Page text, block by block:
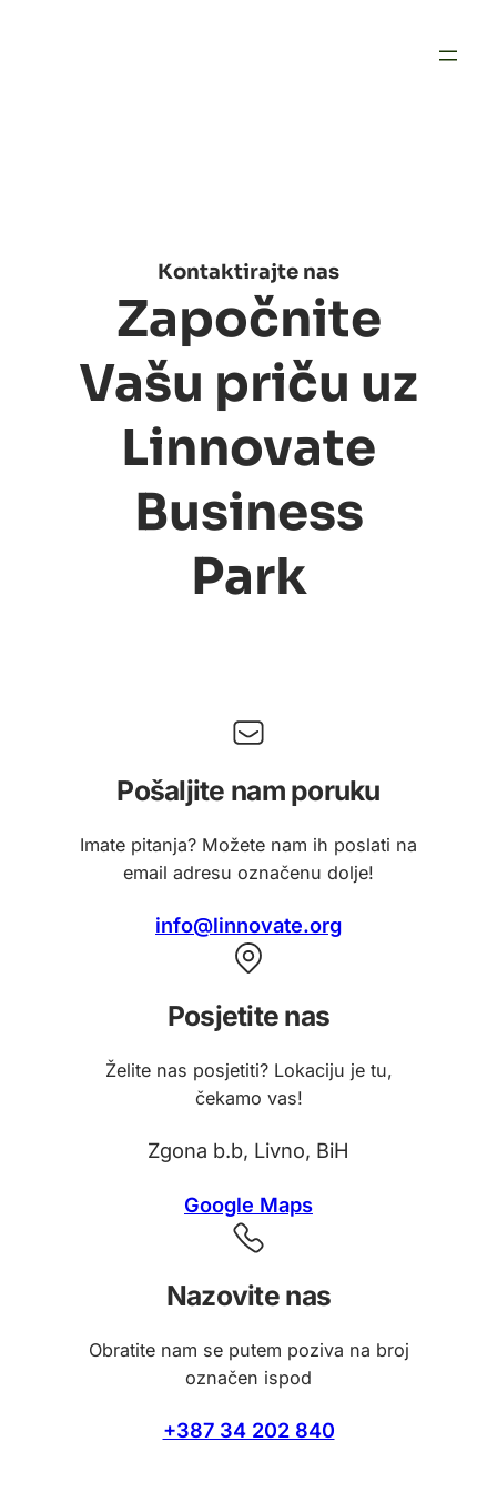
Kontaktirajte nas
Započnite
Vašu priču uz
Linnovate
Business
Park
Pošaljite nam poruku
Imate pitanja? Možete nam ih poslati na
email adresu označenu dolje!
info@linnovate.org
Posjetite nas
Želite nas posjetiti? Lokaciju je tu,
čekamo vas!
Zgona b.b, Livno, BiH
Google Maps
Nazovite nas
Obratite nam se putem poziva na broj
označen ispod
+387 34 202 840